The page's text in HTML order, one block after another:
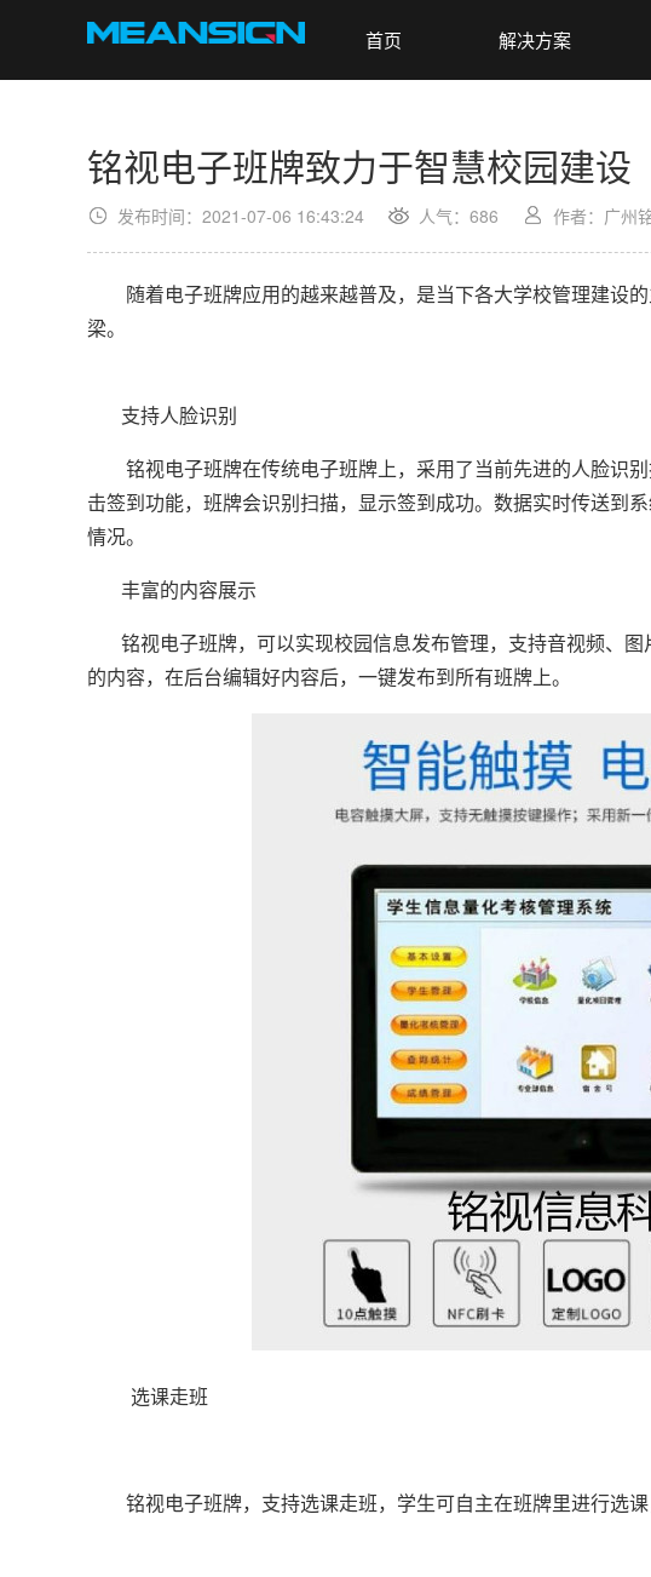
首页 解决方案
铭视电子班牌致力于智慧校园建设
发布时间：2021-07-06 16:43:24 人气： 686 作者：广州
随着电子班牌应用的越来越普及，是当下各大学校管理建设的
梁。
支持人脸识别
铭视电子班牌在传统电子班牌上，采用了当前先进的人脸识别
击签到功能，班牌会识别扫描，显示签到成功。数据实时传送到
情况。
丰富的内容展示
铭视电子班牌，可以实现校园信息发布管理，支持音视频、图
的内容，在后台编辑好内容后，一键发布到所有班牌上。
选课走班
铭视电子班牌，支持选课走班，学生可自主在班牌里进行选课